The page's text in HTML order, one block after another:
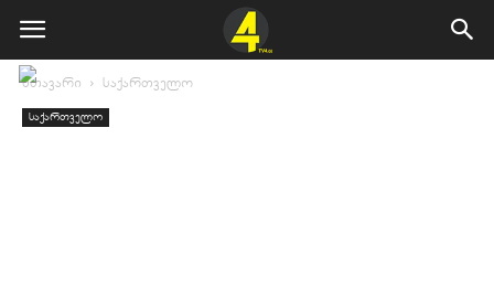
მთავარი საქართველო
საქართველო